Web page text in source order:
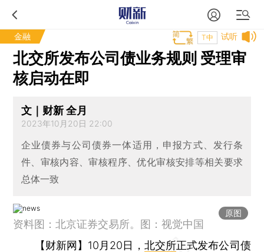
金融 试听
T中
北交所发布公司债业务规则 受理审
核启动在即
文｜财新 全月
2023年10月20日 22:00
企业债券与公司债券一体适用，申报方式、发行条
件、审核内容、审核程序、优化审核安排等相关要求
总体一致
原图
资料图：北京证券交易所。图：视觉中国
【财新网】 10月20日， 北交所正式发布公司债